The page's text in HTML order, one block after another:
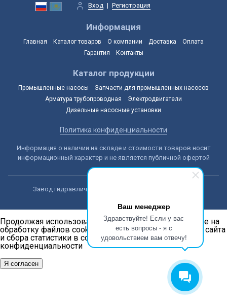
Ваш менеджер
Здравствуйте! Если у вас
есть вопросы - я с
удовольствием вам отвечу!
Вход | Регистрация
Информация
Главная Каталог товаров О компании Доставка
Оплата
Гарантия
Контакты
Каталог продукции
Промышленные насосы
Запчасти для промышленных насосов
Арматура трубопроводная
Электродвигатели
Дизельные насосные установки
Политика конфиденциальности
Информация о наличии на складе и стоимости товаров носит
информационный характер и не является публичной офертой
Завод гидравлических машин © 2014-2026, Алматы
Продолжая использовать наш сайт, вы даёте согласие на
обработку файлов cookie в целях функционирования сайта
и сбора статистики в соответствии сполитикой
конфиденциальности
Я согласен